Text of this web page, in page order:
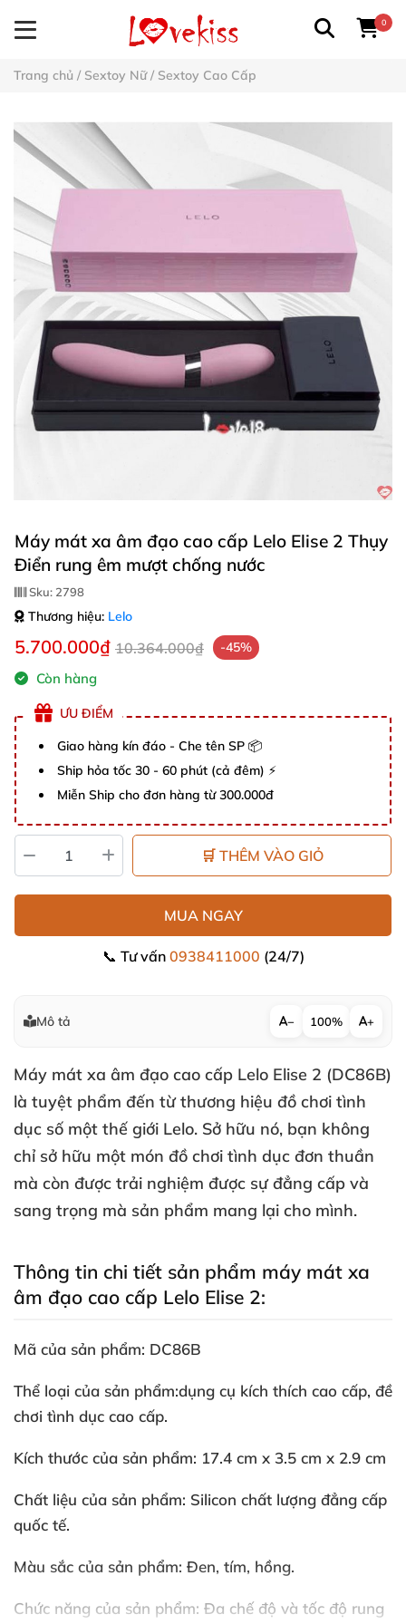
0
Trang chủ / Sextoy Nữ/ Sextoy Cao Cấp
Máy mát xa âm đạo cao cấp Lelo Elise 2 Thụy
Điển rung êm mượt chống nước
Sku: 2798
Thương hiệu: Lelo
5.700.000₫ 10.364.000₫ -45%
Còn hàng
ƯU ĐIỂM
Giao hàng kín đáo - Che tên SP 📦
Ship hỏa tốc 30 - 60 phút (cả đêm) ⚡
Miễn Ship cho đơn hàng từ 300.000đ
🛒 THÊM VÀO GIỎ
MUA NGAY
📞 Tư vấn 0938411000 (24/7)
Mô tả − 100% +
Máy mát xa âm đạo cao cấp Lelo Elise 2 (DC86B)
là tuyệt phẩm đến từ thương hiệu đồ chơi tình
dục số một thế giới Lelo. Sở hữu nó, bạn không
chỉ sở hữu một món đồ chơi tình dục đơn thuần
mà còn được trải nghiệm được sự đẳng cấp và
sang trọng mà sản phẩm mang lại cho mình.
Thông tin chi tiết sản phẩm máy mát xa
âm đạo cao cấp Lelo Elise 2:
Mã của sản phẩm: DC86B
Thể loại của sản phẩm:dụng cụ kích thích cao cấp, đề
chơi tình dục cao cấp.
Kích thước của sản phẩm: 17.4 cm x 3.5 cm x 2.9 cm
Chất liệu của sản phẩm: Silicon chất lượng đẳng cấp
quốc tế.
Màu sắc của sản phẩm: Đen, tím, hồng.
Chức năng của sản phẩm: Đa chế độ và tốc độ rung